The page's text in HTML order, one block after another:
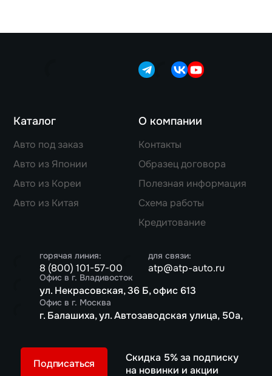
Каталог
Авто под заказ
Авто из Японии
Авто из Кореи
Авто из Китая
О компании
Контакты
Образец договора
Полезная информация
Схема работы
Кредитование
горячая линия:
8 (800) 101-57-00
для связи:
atp@atp-auto.ru
Офис в г. Владивосток
ул. Некрасовская, 36 Б, офис 613
Офис в г. Москва
г. Балашиха, ул. Автозаводская улица, 50а,
Скидка 5% за подписку
на новинки и акции
Подписаться